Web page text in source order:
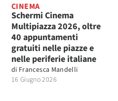
CINEMA
Schermi Cinema
Multipiazza 2026, oltre
40 appuntamenti
gratuiti nelle piazze e
nelle periferie italiane
di Francesca Mandelli
16 Giugno 2026